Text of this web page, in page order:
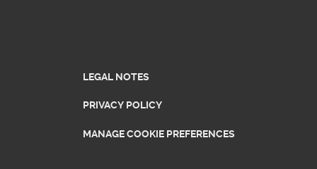
LEGAL NOTES
PRIVACY POLICY
MANAGE COOKIE PREFERENCES